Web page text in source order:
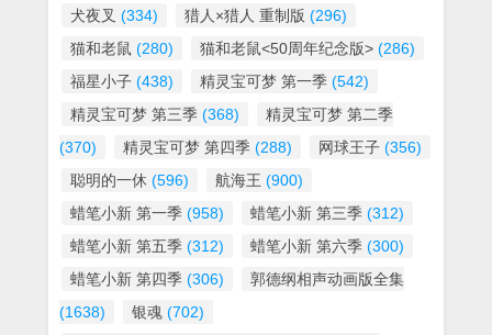
犬夜叉 (334) 猎人×猎人 重制版 (296)
猫和老鼠 (280) 猫和老鼠<50周年纪念版> (286)
福星小子 (438) 精灵宝可梦 第一季 (542)
精灵宝可梦 第三季 (368)
精灵宝可梦 第二季
(370)
精灵宝可梦 第四季 (288) 网球王子 (356)
聪明的一休 (596) 航海王 (900)
蜡笔小新 第一季 (958) 蜡笔小新 第三季 (312)
蜡笔小新 第五季 (312) 蜡笔小新 第六季 (300)
蜡笔小新 第四季 (306)
郭德纲相声动画版全集
(1638)
银魂 (702)